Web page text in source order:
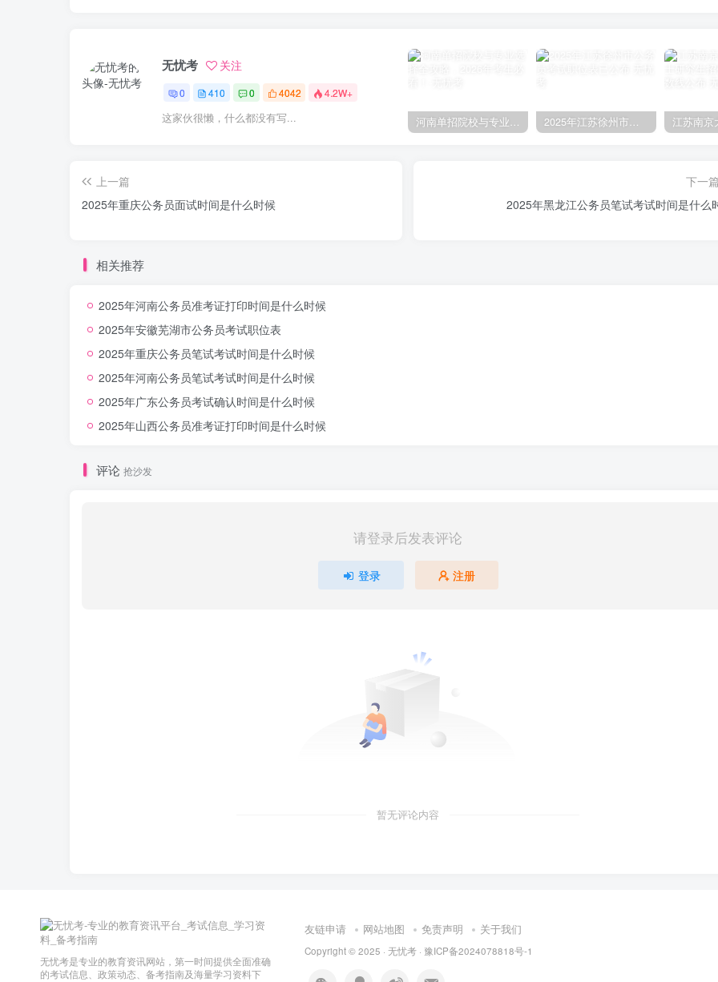
无忧考 关注
0 410 0 4042 4.2W+
这家伙很懒，什么都没有写... 河南单招院校与专业选择全攻略，2026年考生必看！ 2025年江苏徐州市公务员考试职位表已公布
上一篇
2025年重庆公务员面试时间是什么时候
下一
2025年黑龙江公务员笔试考试时间是什么
相关推荐
2025年河南公务员准考证打印时间是什么时候
2025年安徽芜湖市公务员考试职位表
2025年重庆公务员笔试考试时间是什么时候
2025年河南公务员笔试考试时间是什么时候
2025年广东公务员考试确认时间是什么时候
2025年山西公务员准考证打印时间是什么时候
评论 抢沙发
请登录后发表评论
登录 注册
暂无评论内容
无忧考是专业的教育资讯网站，第一时间提供全面准确
的考试信息、政策动态、备考指南及海量学习资料下
友链申请 网站地图 免责声明 关于我们
Copyright © 2025 · 无忧考 · 豫ICP备2024078818号-1